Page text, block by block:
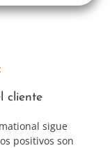
cliente
sigue
positivos son